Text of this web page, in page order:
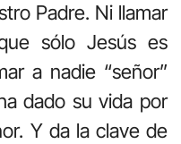
Padre. Ni llamar
sólo Jesús es
a nadie “señor”
dado su vida por
Y da la clave de